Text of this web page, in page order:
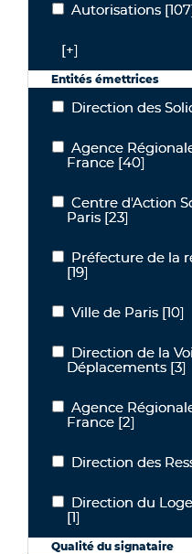
Autorisations
Autorisations
[+]
Entités émettrices
Direction des Solidarités
Direction des
Agence Régionale de
Agence
France [40]
Centre d'Action Sociale
Centre d'Action
Paris [23]
Préfecture de la région
Préfecture de la
[19]
Ville de Paris
Ville de Paris [10]
Direction de la Voirie et
Direction de la
Déplacements [3]
Agence Régionale de
Agence
France [2]
Direction des
Direction des
Direction du Logement
Direction du
[1]
Qualité du signataire